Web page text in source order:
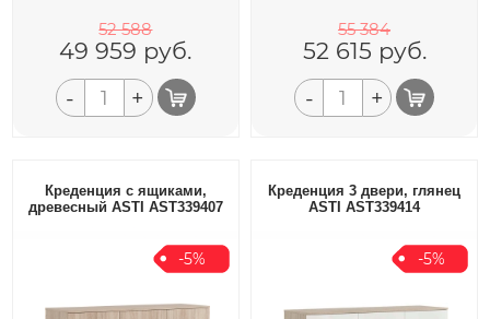
52 588
49 959 руб.
- +
55 384
52 615 руб.
- +
Креденция с ящиками,
древесный ASTI AST339407
-5%
Креденция 3 двери, глянец
ASTI AST339414
-5%